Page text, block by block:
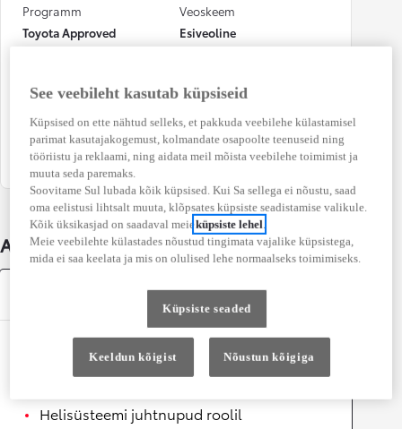
Programm
Toyota Approved
Veoskeem
Esiveoline
112 kW (152 DIN hj)
059DFT
Osalenud
kindlustusjuhtumis
Ei
Auto üksikasjad
Helisüsteemi juhtnupud roolil
See veebileht kasutab küpsiseid
Küpsised on ette nähtud selleks, et pakkuda veebilehe külastamisel
parimat kasutajakogemust, kolmandate osapoolte teenuseid ning
tööriistu ja reklaami, ning aidata meil mõista veebilehe toimimist ja
muuta seda paremaks.
Soovitame Sul lubada kõik küpsised. Kui Sa sellega ei nõustu, saad
oma eelistusi lihtsalt muuta, klõpsates küpsiste seadistamise valikule.
Kõik üksikasjad on saadaval meieküpsiste lehel.
Meie veebilehte külastades nõustud tingimata vajalike küpsistega,
mida ei saa keelata ja mis on olulised lehe normaalseks toimimiseks.
Küpsiste seaded
Keeldun kõigist Nõustun kõigiga